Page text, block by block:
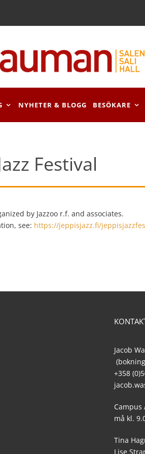
NYHETER & BLOGG BESÖKARE
Festival
by Jazzoo r.f. and associates.
see: https://jeppisjazz.fi/
Jacob
+358
må kl.
Tina
Lise